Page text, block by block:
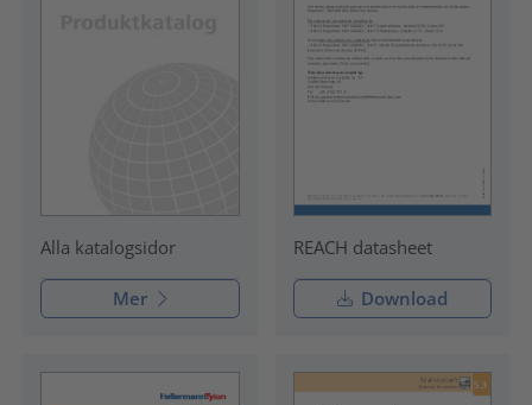
Alla katalogsidor
Mer
REACH datasheet
Download